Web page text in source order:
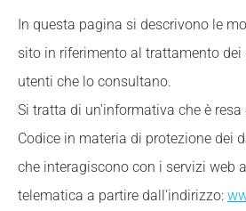
In questa pagina si descrivono le
sito in riferimento al trattamento
utenti che lo consultano.
Si tratta di un'informativa che è resa
Codice in materia di protezione dei
che interagiscono con i servizi web
telematica a partire dall'indirizzo: